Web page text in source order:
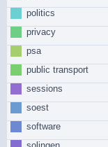
politics
privacy
psa
public transport
sessions
soest
software